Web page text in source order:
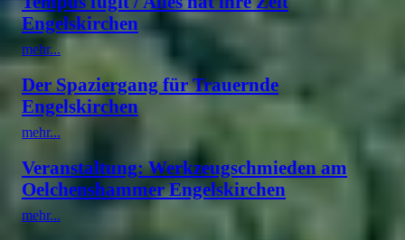
Engelskirchen
mehr...
Der Spaziergang für Trauernde
Engelskirchen
mehr...
Veranstaltung: Werkzeugschmieden am
Oelchenshammer Engelskirchen
mehr...